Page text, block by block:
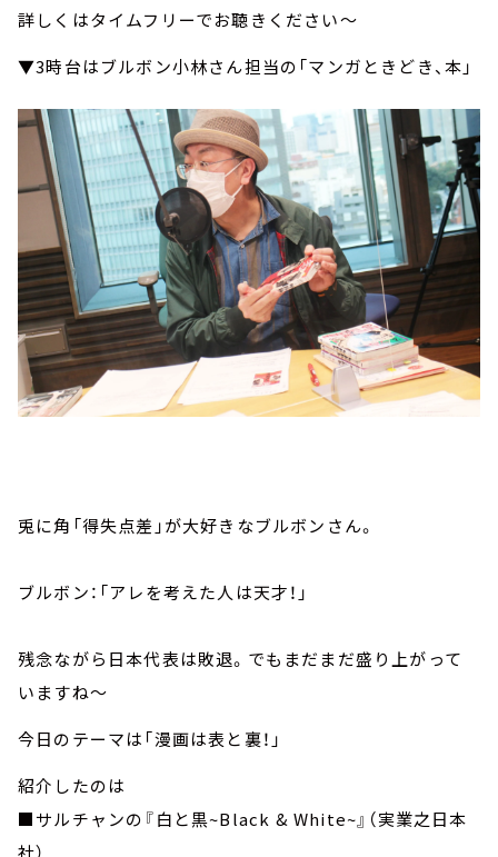
詳しくはタイムフリーでお聴きください～
▼3時台はブルボン小林さん担当の「マンガときどき、本」
兎に角「得失点差」が大好きなブルボンさん。
ブルボン：「アレを考えた人は天才！」
残念ながら日本代表は敗退。でもまだまだ盛り上がって
いますね～
今日のテーマは「漫画は表と裏！」
紹介したのは
■サルチャンの『白と黒~Black & White~』（実業之日本
社）